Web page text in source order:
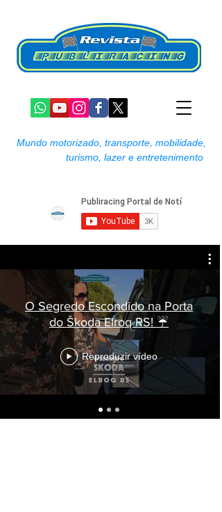
Mundo motorizado, transporte, mobilidade,
turismo, lazer e entretenimento
O Segredo Escondido na Porta
do Škoda Elroq RS! ☔
Reproduzir vídeo